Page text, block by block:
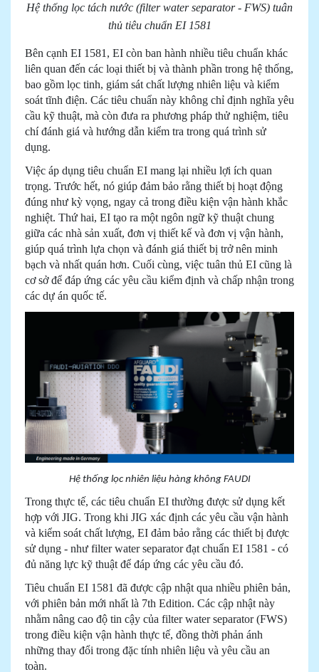
Hệ thống lọc tách nước (filter water separator - FWS) tuân
thủ tiêu chuẩn EI 1581
Bên cạnh EI 1581, EI còn ban hành nhiều tiêu chuẩn khác
liên quan đến các loại thiết bị và thành phần trong hệ thống,
bao gồm lọc tinh, giám sát chất lượng nhiên liệu và kiểm
soát tĩnh điện. Các tiêu chuẩn này không chỉ định nghĩa yêu
cầu kỹ thuật, mà còn đưa ra phương pháp thử nghiệm, tiêu
chí đánh giá và hướng dẫn kiểm tra trong quá trình sử
dụng.
Việc áp dụng tiêu chuẩn EI mang lại nhiều lợi ích quan
trọng. Trước hết, nó giúp đảm bảo rằng thiết bị hoạt động
đúng như kỳ vọng, ngay cả trong điều kiện vận hành khắc
nghiệt. Thứ hai, EI tạo ra một ngôn ngữ kỹ thuật chung
giữa các nhà sản xuất, đơn vị thiết kế và đơn vị vận hành,
giúp quá trình lựa chọn và đánh giá thiết bị trở nên minh
bạch và nhất quán hơn. Cuối cùng, việc tuân thủ EI cũng là
cơ sở để đáp ứng các yêu cầu kiểm định và chấp nhận trong
các dự án quốc tế.
Hệ thống lọc nhiên liệu hàng không FAUDI
Trong thực tế, các tiêu chuẩn EI thường được sử dụng kết
hợp với JIG. Trong khi JIG xác định các yêu cầu vận hành
và kiểm soát chất lượng, EI đảm bảo rằng các thiết bị được
sử dụng - như filter water separator đạt chuẩn EI 1581 - có
đủ năng lực kỹ thuật để đáp ứng các yêu cầu đó.
Tiêu chuẩn EI 1581 đã được cập nhật qua nhiều phiên bản,
với phiên bản mới nhất là 7th Edition. Các cập nhật này
nhằm nâng cao độ tin cậy của filter water separator (FWS)
trong điều kiện vận hành thực tế, đồng thời phản ánh
những thay đổi trong đặc tính nhiên liệu và yêu cầu an
toàn.